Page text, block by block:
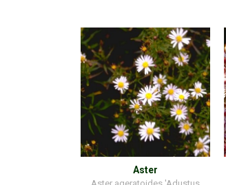
Aster
Aster ageratoides 'Adustus